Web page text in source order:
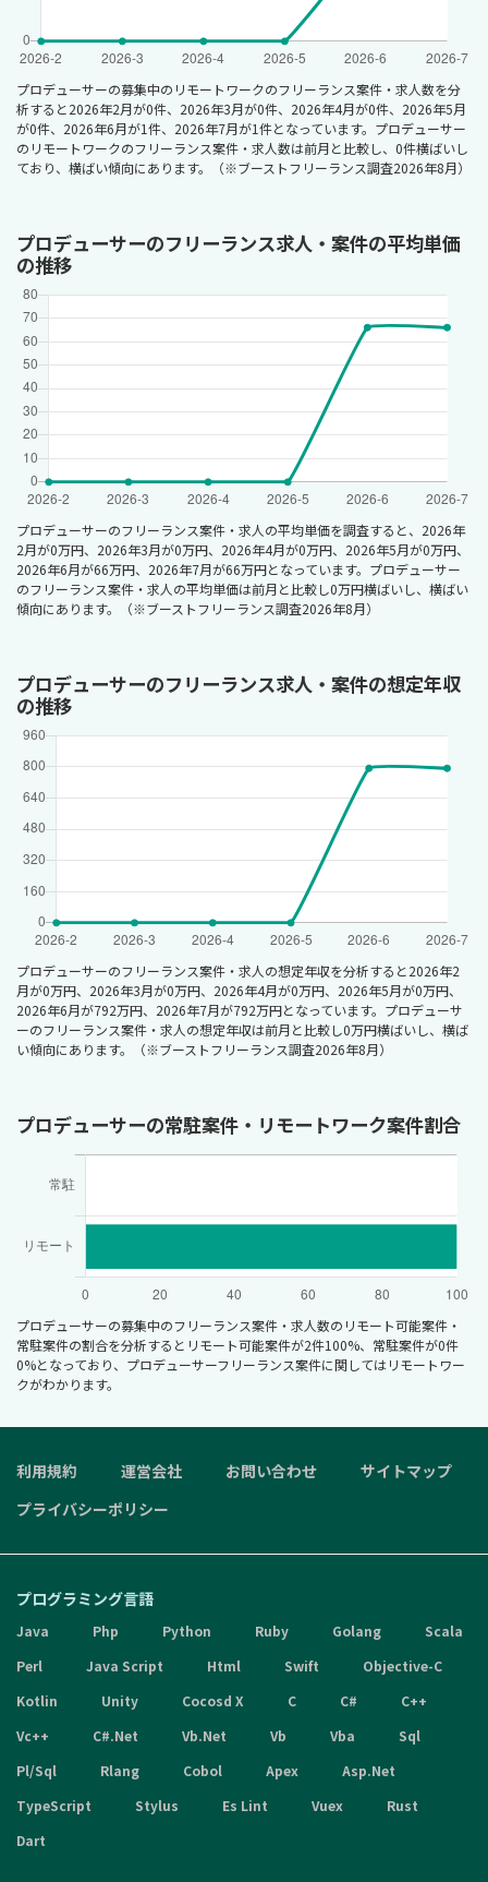
プロデューサーの募集中のリモートワークのフリーランス案件・求人数を分
析すると2026年2月が0件、2026年3月が0件、2026年4月が0件、2026年5月
が0件、2026年6月が1件、2026年7月が1件となっています。プロデューサー
のリモートワークのフリーランス案件・求人数は前月と比較し、0件横ばいし
ており、横ばい傾向にあります。（※ブーストフリーランス調査2026年8月）
プロデューサーのフリーランス求人・案件の平均単価
の推移
プロデューサーのフリーランス案件・求人の平均単価を調査すると、2026年
2月が0万円、2026年3月が0万円、2026年4月が0万円、2026年5月が0万円、
2026年6月が66万円、2026年7月が66万円となっています。プロデューサー
のフリーランス案件・求人の平均単価は前月と比較し0万円横ばいし、横ばい
傾向にあります。（※ブーストフリーランス調査2026年8月）
プロデューサーのフリーランス求人・案件の想定年収
の推移
プロデューサーのフリーランス案件・求人の想定年収を分析すると2026年2
月が0万円、2026年3月が0万円、2026年4月が0万円、2026年5月が0万円、
2026年6月が792万円、2026年7月が792万円となっています。プロデューサ
ーのフリーランス案件・求人の想定年収は前月と比較し0万円横ばいし、横ば
い傾向にあります。（※ブーストフリーランス調査2026年8月）
プロデューサーの常駐案件・リモートワーク案件割合
プロデューサーの募集中のフリーランス案件・求人数のリモート可能案件・
常駐案件の割合を分析するとリモート可能案件が2件100%、常駐案件が0件
0%となっており、プロデューサーフリーランス案件に関してはリモートワー
クがわかります。
利用規約 運営会社 お問い合わせ
サイトマップ
プライバシーポリシー
プログラミング言語
Java Php Python Ruby Golang
Scala
Perl
Java Script Html Swift
Objective-C
Kotlin
Unity Cocosd X C C#
C++
Vc++
C#.Net Vb.Net Vb Vba
Sql
Pl/Sql
Rlang Cobol Apex
Asp.Net
TypeScript
Stylus Es Lint Vuex
Rust
Dart